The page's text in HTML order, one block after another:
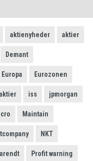
aktienyheder aktier
Demant
Europa Eurozonen
iss jpmorgan
Maintain
NKT
Profit warning